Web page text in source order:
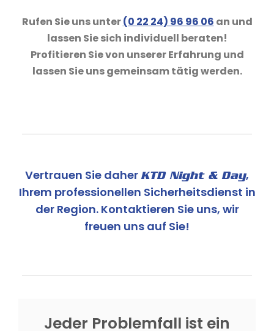
Rufen Sie uns unter(0 22 24) 96 96 06 an und
lassen Sie sich individuell beraten!
Profitieren Sie von unserer Erfahrung und
lassen Sie uns gemeinsam tätig werden.
Vertrauen Sie daher KTD Night & Day,
Ihrem professionellen Sicherheitsdienst in
der Region. Kontaktieren Sie uns, wir
freuen uns auf Sie!
Jeder Problemfall ist ein